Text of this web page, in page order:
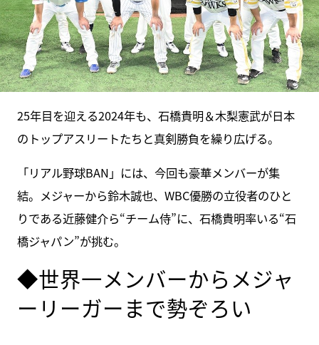
25年目を迎える2024年も、石橋貴明＆木梨憲武が日本
のトップアスリートたちと真剣勝負を繰り広げる。
「リアル野球BAN」には、今回も豪華メンバーが集
結。メジャーから鈴木誠也、WBC優勝の立役者のひと
りである近藤健介ら“チーム侍”に、石橋貴明率いる“石
橋ジャパン”が挑む。
◆世界一メンバーからメジャ
ーリーガーまで勢ぞろい